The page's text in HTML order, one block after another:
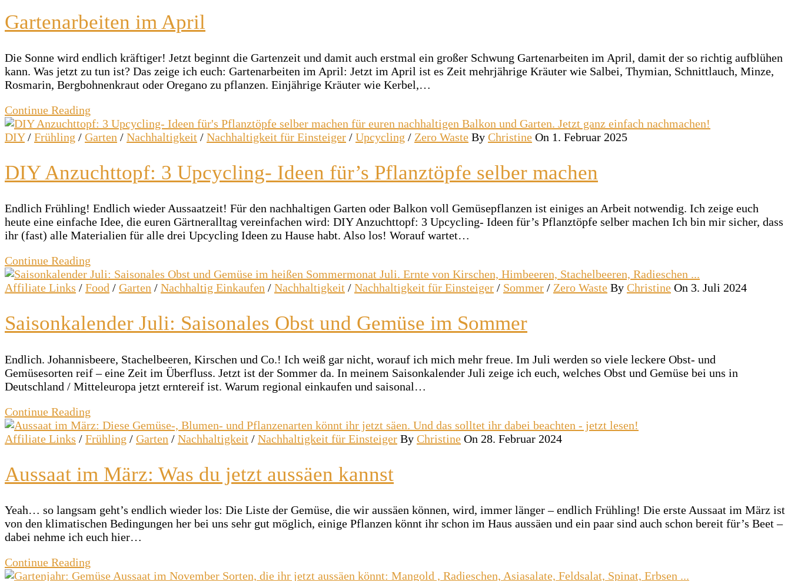
Gartenarbeiten im April
Die Sonne wird endlich kräftiger! Jetzt beginnt die Gartenzeit und damit auch erstmal ein großer Schwung Gartenarbeiten im April, damit der so richtig aufblühen
kann. Was jetzt zu tun ist? Das zeige ich euch: Gartenarbeiten im April: Jetzt im April ist es Zeit mehrjährige Kräuter wie Salbei, Thymian, Schnittlauch, Minze,
Rosmarin, Bergbohnenkraut oder Oregano zu pflanzen. Einjährige Kräuter wie Kerbel,…
Continue Reading
DIY/ Frühling / Garten / Nachhaltigkeit / Nachhaltigkeit für Einsteiger / Upcycling / Zero Waste By Christine On 1. Februar 2025
DIY Anzuchttopf: 3 Upcycling- Ideen für’s Pflanztöpfe selber machen
Endlich Frühling! Endlich wieder Aussaatzeit! Für den nachhaltigen Garten oder Balkon voll Gemüsepflanzen ist einiges an Arbeit notwendig. Ich zeige euch
heute eine einfache Idee, die euren Gärtneralltag vereinfachen wird: DIY Anzuchttopf: 3 Upcycling- Ideen für’s Pflanztöpfe selber machen Ich bin mir sicher, dass
ihr (fast) alle Materialien für alle drei Upcycling Ideen zu Hause habt. Also los! Worauf wartet…
Continue Reading
Affiliate Links / Food / Garten / Nachhaltig Einkaufen / Nachhaltigkeit / Nachhaltigkeit für Einsteiger / Sommer / Zero Waste By Christine On 3. Juli 2024
Saisonkalender Juli: Saisonales Obst und Gemüse im Sommer
Endlich. Johannisbeere, Stachelbeeren, Kirschen und Co.! Ich weiß gar nicht, worauf ich mich mehr freue. Im Juli werden so viele leckere Obst- und
Gemüsesorten reif – eine Zeit im Überfluss. Jetzt ist der Sommer da. In meinem Saisonkalender Juli zeige ich euch, welches Obst und Gemüse bei uns in
Deutschland / Mitteleuropa jetzt erntereif ist. Warum regional einkaufen und saisonal…
Continue Reading
Affiliate Links / Frühling / Garten / Nachhaltigkeit / Nachhaltigkeit für Einsteiger By Christine On 28. Februar 2024
Aussaat im März: Was du jetzt aussäen kannst
Yeah… so langsam geht’s endlich wieder los: Die Liste der Gemüse, die wir aussäen können, wird, immer länger – endlich Frühling! Die erste Aussaat im März ist
von den klimatischen Bedingungen her bei uns sehr gut möglich, einige Pflanzen könnt ihr schon im Haus aussäen und ein paar sind auch schon bereit für’s Beet –
dabei nehme ich euch hier…
Continue Reading